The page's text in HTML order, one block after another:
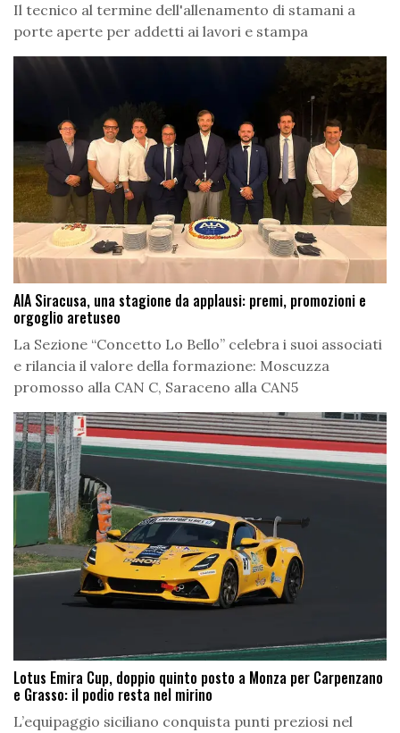
Il tecnico al termine dell'allenamento di stamani a
porte aperte per addetti ai lavori e stampa
AIA Siracusa, una stagione da applausi: premi, promozioni e
orgoglio aretuseo
La Sezione “Concetto Lo Bello” celebra i suoi associati
e rilancia il valore della formazione: Moscuzza
promosso alla CAN C, Saraceno alla CAN5
Lotus Emira Cup, doppio quinto posto a Monza per Carpenzano
e Grasso: il podio resta nel mirino
L’equipaggio siciliano conquista punti preziosi nel